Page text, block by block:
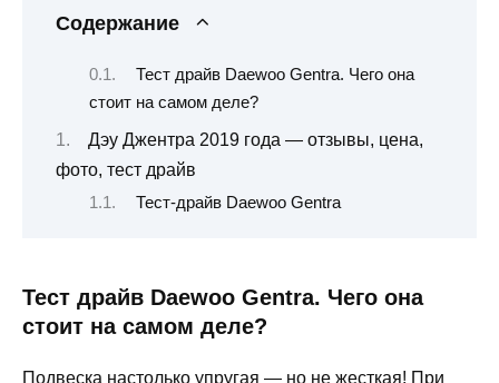
Содержание
Тест драйв Daewoo Gentra. Чего она
стоит на самом деле?
Дэу Джентра 2019 года — отзывы, цена,
фото, тест драйв
Тест-драйв Daewoo Gentra
Тест драйв Daewoo Gentra. Чего она
стоит на самом деле?
Подвеска настолько упругая — но не жесткая! При